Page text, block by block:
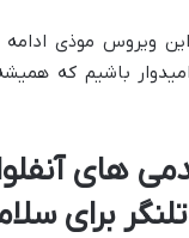
ویروس موذی ادامه
باشیم که
های
برای